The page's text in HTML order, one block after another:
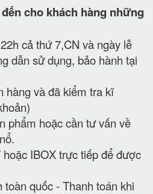
cho khách hàng những
cả thứ 7,CN và ngày lễ
dẫn sử dụng, bảo hành tại
hàng và đã kiểm tra kĩ
phẩm hoặc cần tư vấn về
IBOX trực tiếp để được
quốc - Thanh toán khi